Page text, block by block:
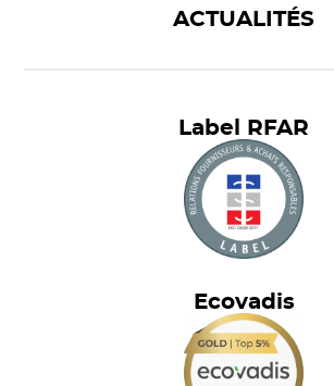
ACTUALITÉS
Label RFAR
Ecovadis